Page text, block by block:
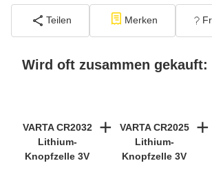
2,99 €
inkl. 19% USt. zzgl.
Versand (Standard)
PATONA Premium AAA
inkl. 19% USt. zzgl.
(Standard)
−
Verbatim Cool'n'Go AirJet
Teilen Merken
Wird oft zusammen gekauft:
VARTA CR2032
Lithium-
Knopfzelle 3V
+
VARTA CR2025
Lithium-
Knopfzelle 3V
+